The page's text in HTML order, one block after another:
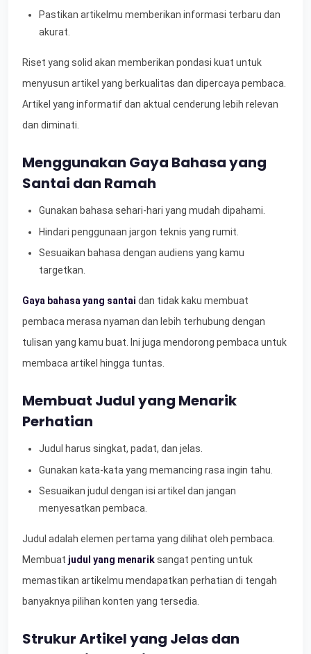
Pastikan artikelmu memberikan informasi terbaru dan
akurat.
Riset yang solid akan memberikan pondasi kuat untuk
menyusun artikel yang berkualitas dan dipercaya pembaca.
Artikel yang informatif dan aktual cenderung lebih relevan
dan diminati.
Menggunakan Gaya Bahasa yang
Santai dan Ramah
Gunakan bahasa sehari-hari yang mudah dipahami.
Hindari penggunaan jargon teknis yang rumit.
Sesuaikan bahasa dengan audiens yang kamu
targetkan.
Gaya bahasa yang santai dan tidak kaku membuat
pembaca merasa nyaman dan lebih terhubung dengan
tulisan yang kamu buat. Ini juga mendorong pembaca untuk
membaca artikel hingga tuntas.
Membuat Judul yang Menarik
Perhatian
Judul harus singkat, padat, dan jelas.
Gunakan kata-kata yang memancing rasa ingin tahu.
Sesuaikan judul dengan isi artikel dan jangan
menyesatkan pembaca.
Judul adalah elemen pertama yang dilihat oleh pembaca.
Membuat judul yang menariksangat penting untuk
memastikan artikelmu mendapatkan perhatian di tengah
banyaknya pilihan konten yang tersedia.
Strukur Artikel yang Jelas dan